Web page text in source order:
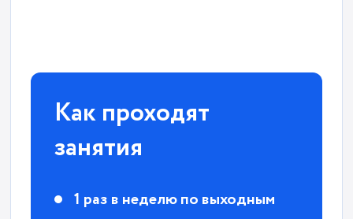
Как проходят
занятия
1 раз в неделю по выходным